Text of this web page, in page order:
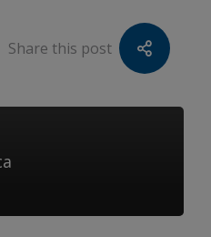
Share this post